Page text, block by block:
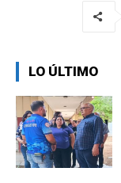
LO ÚLTIMO